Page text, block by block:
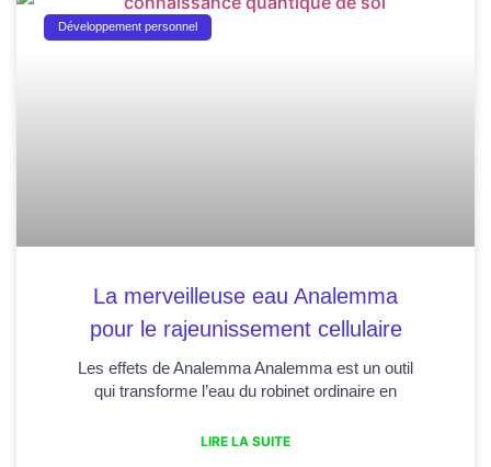
Développement personnel
La merveilleuse eau Analemma
pour le rajeunissement cellulaire
Les effets de Analemma Analemma est un outil
qui transforme l’eau du robinet ordinaire en
LIRE LA SUITE